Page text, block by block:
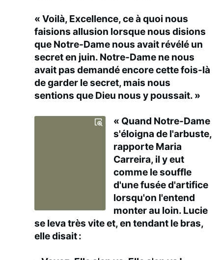
« Voilà, Excellence, ce à quoi nous
faisions allusion lorsque nous disions
que Notre-Dame nous avait révélé un
secret en juin. Notre-Dame ne nous
avait pas demandé encore cette fois-là
de garder le secret, mais nous
sentions que Dieu nous y poussait. »
« Quand Notre-Dame
s'éloigna de l'arbuste,
rapporte Maria
Carreira, il y eut
comme le souffle
d'une fusée d'artifice
lorsqu'on l'entend
monter au loin. Lucie
se leva très vite et, en tendant le bras,
elle disait :